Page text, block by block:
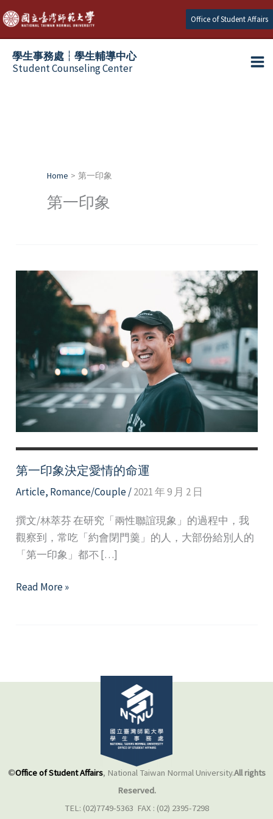
Skip
to
content
Office of Student Affairs
學生事務處┆學生輔導中心
Student Counseling Center
Home 第一印象
第一印象
第一印象決定愛情的命運
Article, Romance/Couple/2021 年 9 月 2 日
撰文/林萃芬 在研究「兩性聯誼現象」的過程中，我
觀察到，常吃「約會閉門羹」的人，大部份給別人的
「第一印象」都不 […]
第
Read More »
©Office of Student Affairs, National Taiwan Normal University.All rights
Reserved.
TEL: (02)7749-5363 FAX : (02) 2395-7298